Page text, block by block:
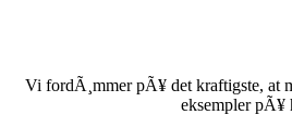
Vi fordÃ¸mmer pÃ¥ det kraftigste, at
eksempler pÃ¥